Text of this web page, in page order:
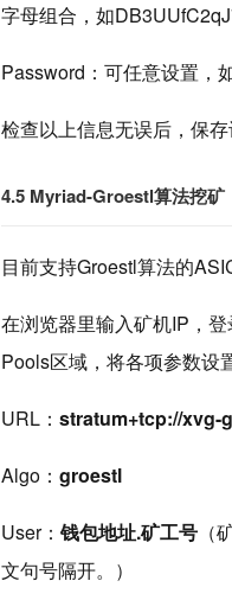
字母组合，如
Password：可任意设置，
检查以上信息无误后，保
4.5 Myriad-Groestl算法挖矿
目前支持Groestl算法的
在浏览器里输入矿机IP，
Pools区域，将各项参数设
URL： stratum+tcp://xvg-
Algo： groestl
User： 钱包地址.矿工号
文句号隔开。）